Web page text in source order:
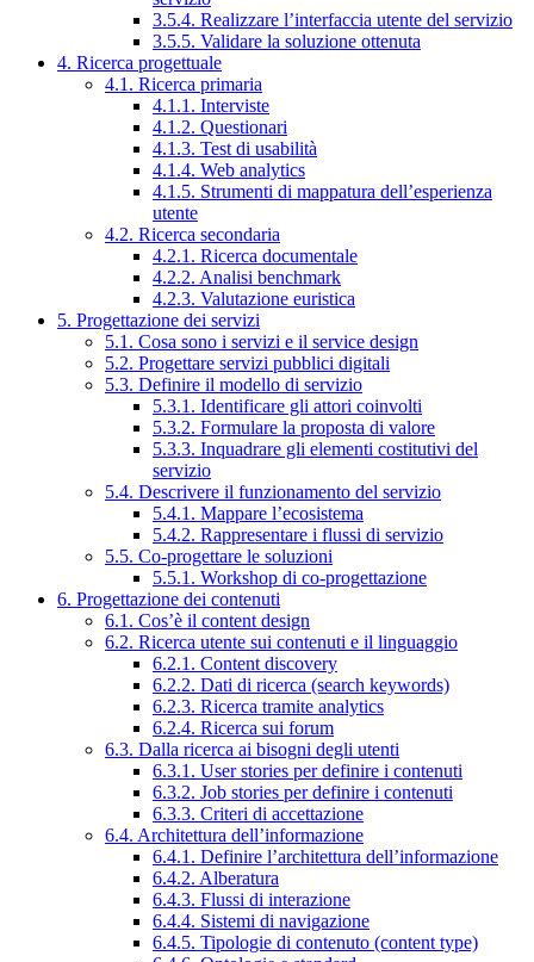
3.5.4. Realizzare l’interfaccia utente del servizio
3.5.5. Validare la soluzione ottenuta
4. Ricerca progettuale
4.1. Ricerca primaria
4.1.1. Interviste
4.1.2. Questionari
4.1.3. Test di usabilità
4.1.4. Web analytics
4.1.5. Strumenti di mappatura dell’esperienza
utente
4.2. Ricerca secondaria
4.2.1. Ricerca documentale
4.2.2. Analisi benchmark
4.2.3. Valutazione euristica
5. Progettazione dei servizi
5.1. Cosa sono i servizi e il service design
5.2. Progettare servizi pubblici digitali
5.3. Definire il modello di servizio
5.3.1. Identificare gli attori coinvolti
5.3.2. Formulare la proposta di valore
5.3.3. Inquadrare gli elementi costitutivi del
servizio
5.4. Descrivere il funzionamento del servizio
5.4.1. Mappare l’ecosistema
5.4.2. Rappresentare i flussi di servizio
5.5. Co-progettare le soluzioni
5.5.1. Workshop di co-progettazione
6. Progettazione dei contenuti
6.1. Cos’è il content design
6.2. Ricerca utente sui contenuti e il linguaggio
6.2.1. Content discovery
6.2.2. Dati di ricerca (search keywords)
6.2.3. Ricerca tramite analytics
6.2.4. Ricerca sui forum
6.3. Dalla ricerca ai bisogni degli utenti
6.3.1. User stories per definire i contenuti
6.3.2. Job stories per definire i contenuti
6.3.3. Criteri di accettazione
6.4. Architettura dell’informazione
6.4.1. Definire l’architettura dell’informazione
6.4.2. Alberatura
6.4.3. Flussi di interazione
6.4.4. Sistemi di navigazione
6.4.5. Tipologie di contenuto (content type)